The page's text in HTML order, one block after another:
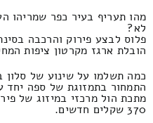
מהו תעריף בעיר כפר שמריהו
לא?
פלוס לבצע פירוק והרכבה
הובלת ארגז מקרטון ציפות המחיר זה 590 ועד 190
כמה תשלמו על שינוע של סלון
התמחור בתמזוגת של ספה יחד
370 שקלים חדשים.